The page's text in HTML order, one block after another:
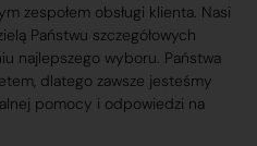
zespołem obsługi klienta. Nasi
Państwu szczegółowych
najlepszego wyboru. Państwa
dlatego zawsze jesteśmy
pomocy i odpowiedzi na